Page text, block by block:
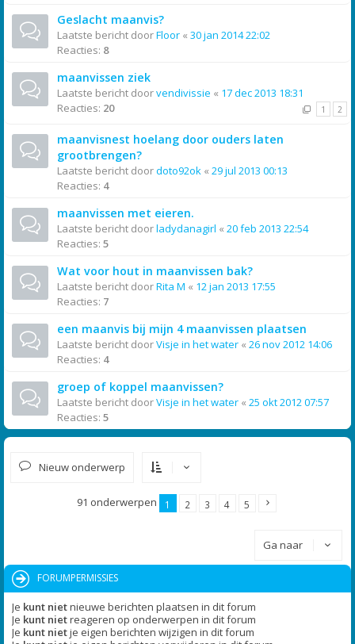
Geslacht maanvis?
Laatste bericht doorFloor « 30 jan 2014 22:02
Reacties: 8
maanvissen ziek
Laatste bericht doorvendivissie « 17 dec 2013 18:31
Reacties: 20 1 2
maanvisnest hoelang door ouders laten
grootbrengen?
Laatste bericht doordoto92ok « 29 jul 2013 00:13
Reacties: 4
maanvissen met eieren.
Laatste bericht doorladydanagirl « 20 feb 2013 22:54
Reacties: 5
Wat voor hout in maanvissen bak?
Laatste bericht doorRita M « 12 jan 2013 17:55
Reacties: 7
een maanvis bij mijn 4 maanvissen plaatsen
Laatste bericht doorVisje in het water « 26 nov 2012 14:06
Reacties: 4
groep of koppel maanvissen?
Laatste bericht doorVisje in het water « 25 okt 2012 07:57
Reacties: 5
Nieuw onderwerp
91 onderwerpen 1 2 3 4 5
Ga naar
FORUMPERMISSIES
Je kunt nietnieuwe berichten plaatsen in dit forum
Je kunt nietreageren op onderwerpen in dit forum
Je kunt nietje eigen berichten wijzigen in dit forum